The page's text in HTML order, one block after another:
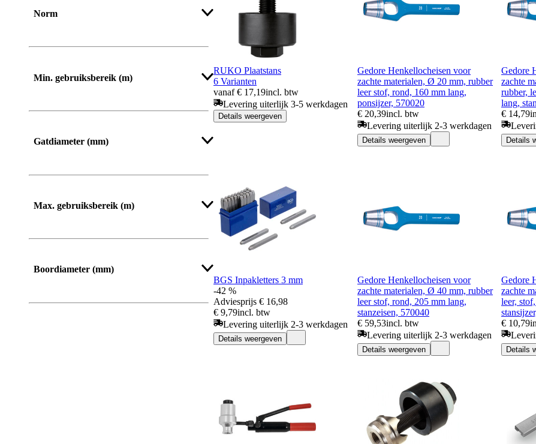
Norm
Min. gebruiksbereik (m)
Gatdiameter (mm)
Max. gebruiksbereik (m)
Boordiameter (mm)
RUKO Plaatstans
6 Varianten
vanaf € 17,19incl. btw
Levering uiterlijk 3-5 werkdagen
Details weergeven
Gedore Henkellocheisen voor
zachte materialen, Ø 20 mm, rubber
leer stof, rond, 160 mm lang,
ponsijzer, 570020
€ 20,39incl. btw
Levering uiterlijk 2-3 werkdagen
Details weergeven
Gedore
zachte
rubber,
lang,
€ 14,79
Details
BGS Inpakletters 3 mm
-42 %
Adviesprijs € 16,98
€ 9,79incl. btw
Levering uiterlijk 2-3 werkdagen
Details weergeven
Gedore Henkellocheisen voor
zachte materialen, Ø 40 mm, rubber
leer stof, rond, 205 mm lang,
stanzeisen, 570040
€ 59,53incl. btw
Levering uiterlijk 2-3 werkdagen
Details weergeven
Gedore
zachte
leer,
€ 10,79
Details